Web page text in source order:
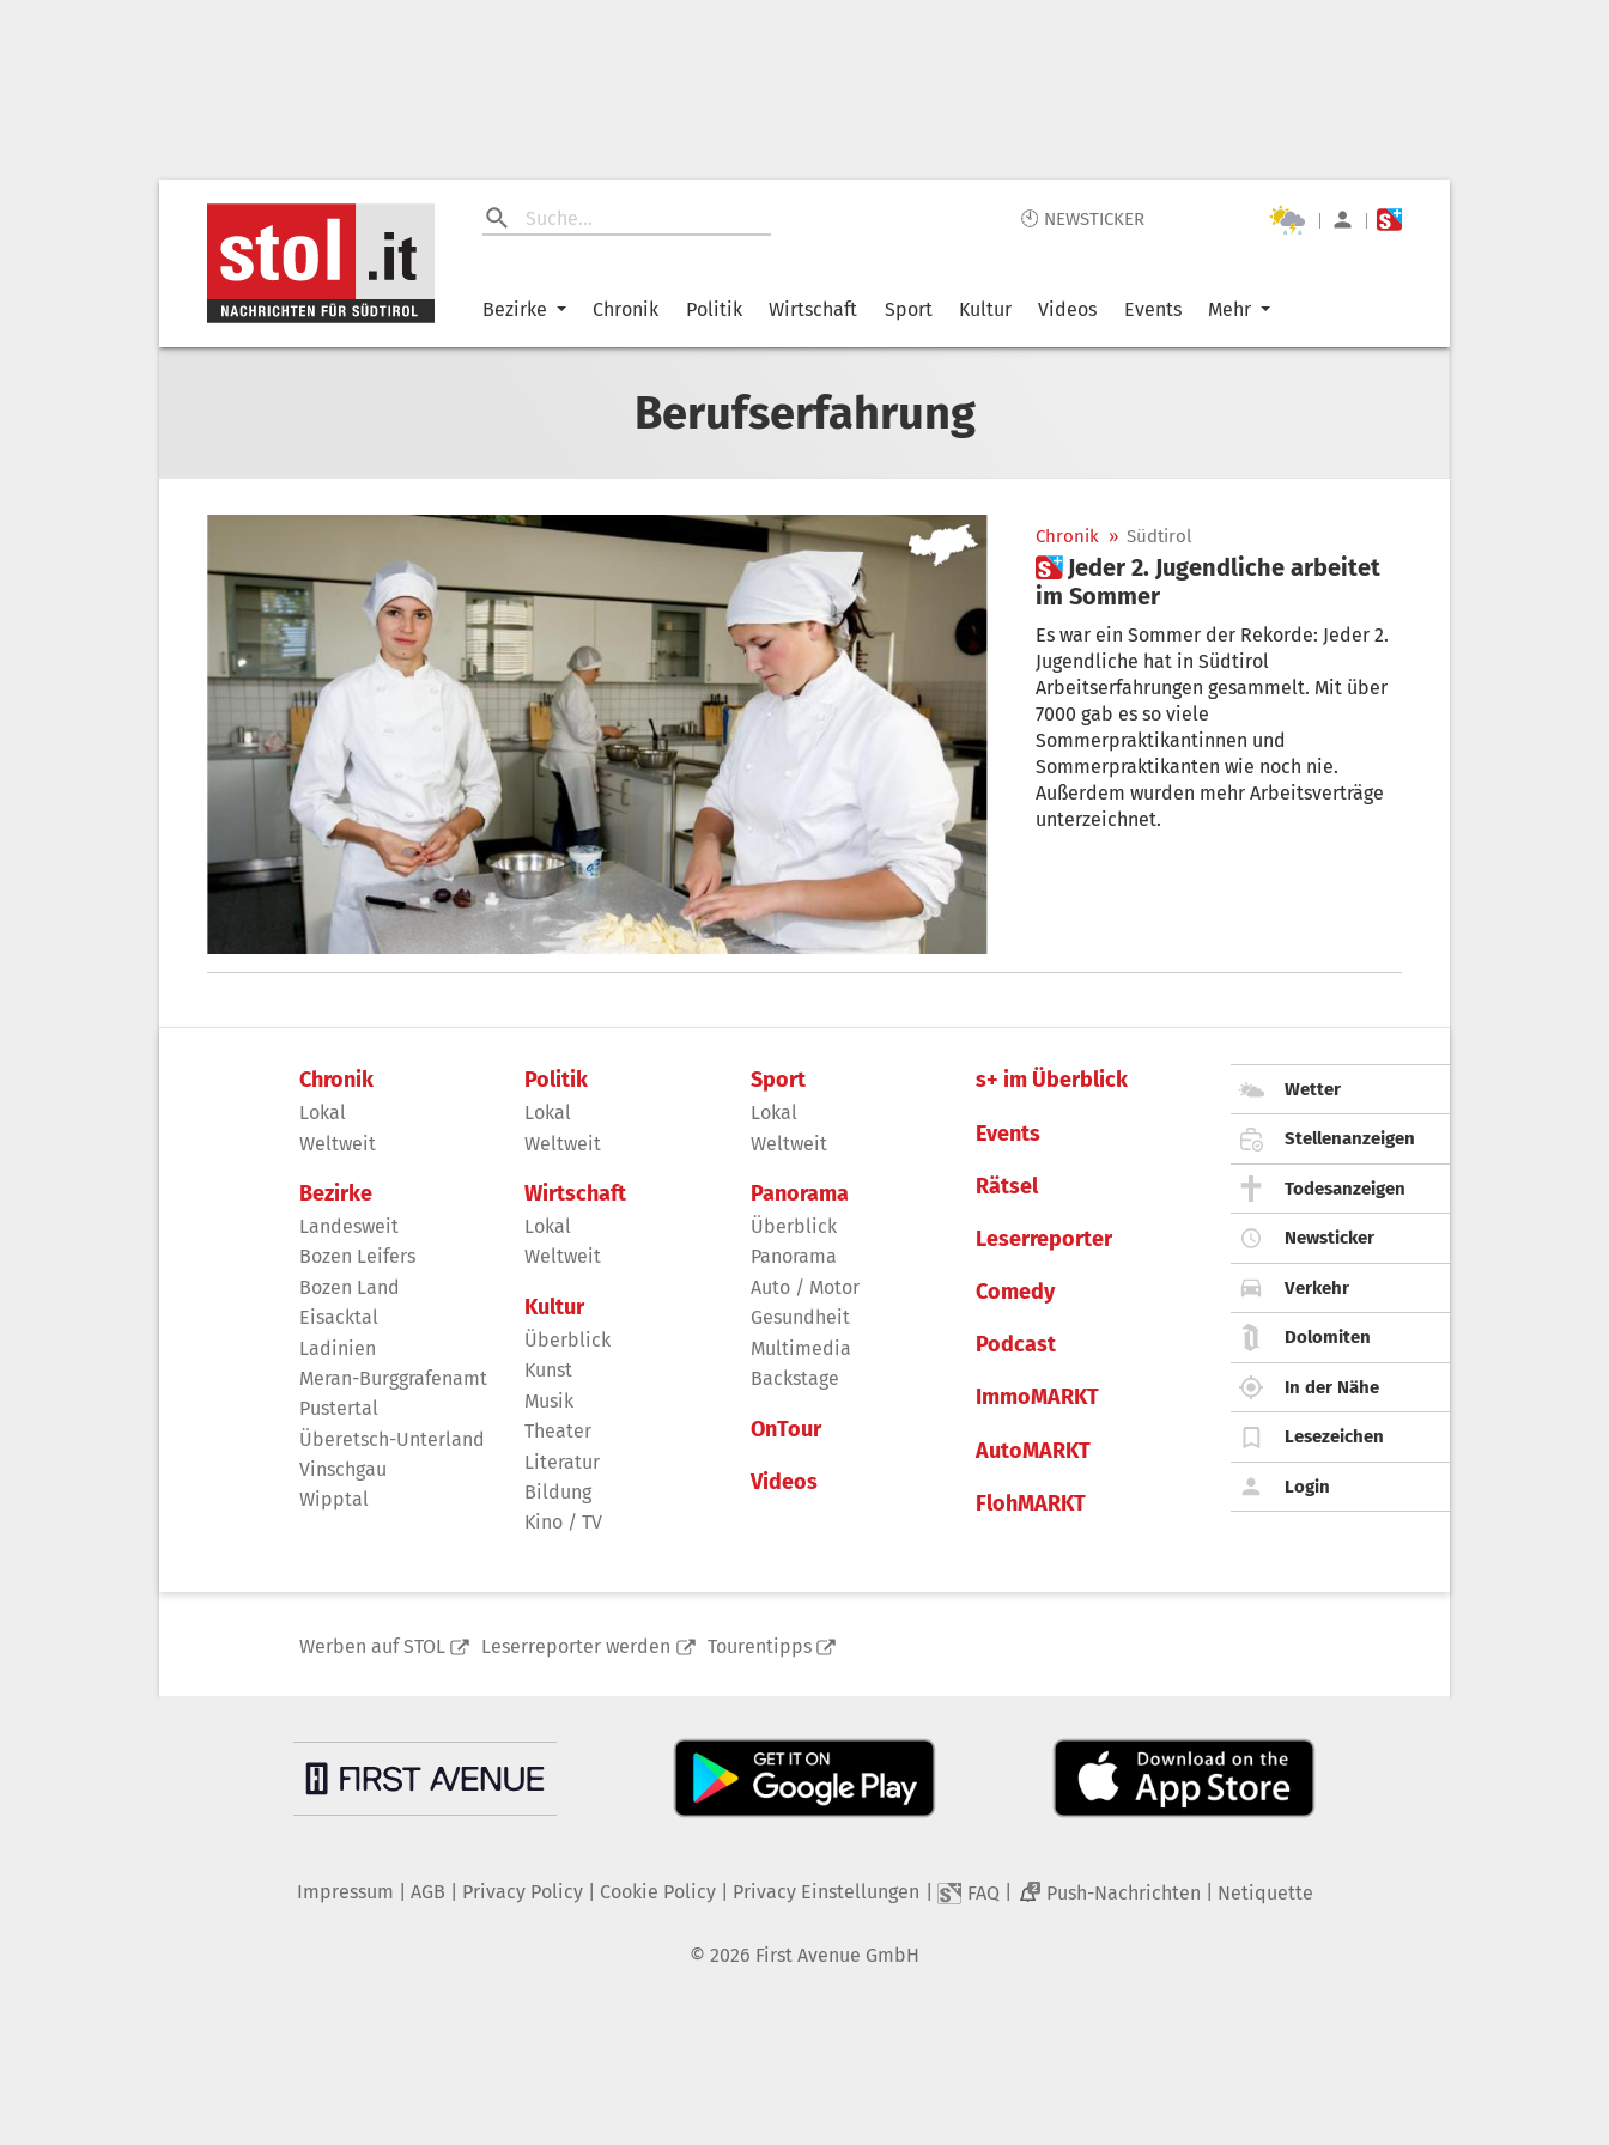
🕙 NEWSTICKER | |
Bezirke Chronik Politik Wirtschaft Sport Kultur Videos Events Mehr
Berufserfahrung
Chronik » Südtirol
 Jeder 2. Jugendliche arbeitet
im Sommer
Es war ein Sommer der Rekorde: Jeder 2.
Jugendliche hat in Südtirol
Arbeitserfahrungen gesammelt. Mit über
7000 gab es so viele
Sommerpraktikantinnen und
Sommerpraktikanten wie noch nie.
Außerdem wurden mehr Arbeitsverträge
unterzeichnet.
Chronik
Lokal
Weltweit
Bezirke
Landesweit
Bozen Leifers
Bozen Land
Eisacktal
Ladinien
Meran-Burggrafenamt
Pustertal
Überetsch-Unterland
Vinschgau
Wipptal
Politik
Lokal
Weltweit
Wirtschaft
Lokal
Weltweit
Kultur
Überblick
Kunst
Musik
Theater
Literatur
Bildung
Kino / TV
Sport
Lokal
Weltweit
Panorama
Überblick
Panorama
Auto / Motor
Gesundheit
Multimedia
Backstage
OnTour
Videos
s+ im Überblick
Events
Rätsel
Leserreporter
Comedy
Podcast
ImmoMARKT
AutoMARKT
FlohMARKT
Wetter
Stellenanzeigen
Todesanzeigen
Newsticker
Verkehr
Dolomiten
In der Nähe
Lesezeichen
Login
Werben auf STOL Leserreporter werden Tourentipps
Impressum AGB Privacy Policy| Cookie Policy| Privacy Einstellungen FAQ 2 Push-Nachrichten Netiquette
© 2026 First Avenue GmbH